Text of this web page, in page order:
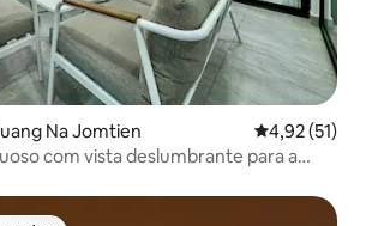
Na Jomtien 4,92 de uma
4,92 (51)
com vista deslumbrante para a